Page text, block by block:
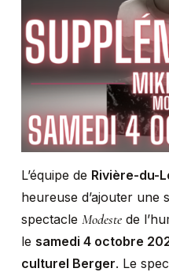
L’équipe de Rivière-du-
heureuse d’ajouter une
spectacle Modestede
le samedi 4 octobre
culturel Berger. Le